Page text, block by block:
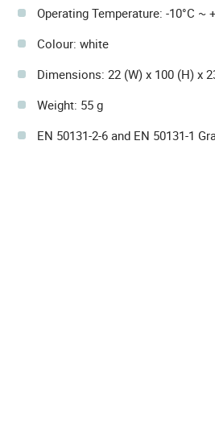
Operating Temperature: -10°C ~
Colour: white
Dimensions: 22 (W) x 100 (H) x
Weight: 55 g
EN 50131-2-6 and EN 50131-1